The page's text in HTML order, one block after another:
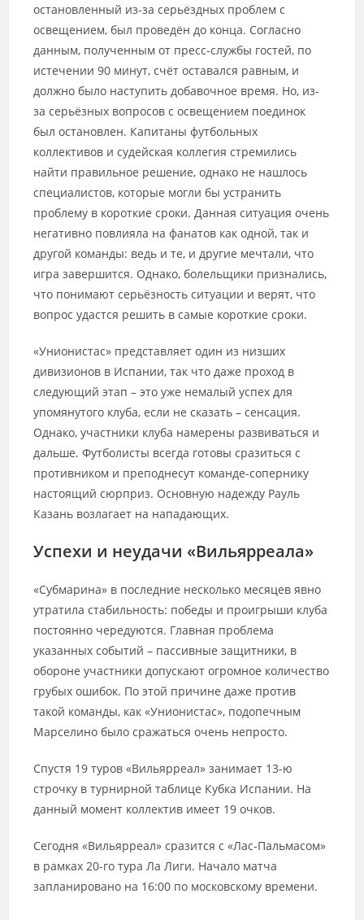
остановленный из-за серьёздных проблем с
освещением, был проведён до конца. Согласно
данным, полученным от пресс-службы гостей, по
истечении 90 минут, счёт оставался равным, и
должно было наступить добавочное время. Но, из-
за серьёзных вопросов с освещением поединок
был остановлен. Капитаны футбольных
коллективов и судейская коллегия стремились
найти правильное решение, однако не нашлось
специалистов, которые могли бы устранить
проблему в короткие сроки. Данная ситуация очень
негативно повлияла на фанатов как одной, так и
другой команды: ведь и те, и другие мечтали, что
игра завершится. Однако, болельщики признались,
что понимают серьёзность ситуации и верят, что
вопрос удастся решить в самые короткие сроки.
«Унионистас» представляет один из низших
дивизионов в Испании, так что даже проход в
следующий этап – это уже немалый успех для
упомянутого клуба, если не сказать – сенсация.
Однако, участники клуба намерены развиваться и
дальше. Футболисты всегда готовы сразиться с
противником и преподнесут команде-сопернику
настоящий сюрприз. Основную надежду Рауль
Казань возлагает на нападающих.
Успехи и неудачи «Вильярреала»
«Субмарина» в последние несколько месяцев явно
утратила стабильность: победы и проигрыши клуба
постоянно чередуются. Главная проблема
указанных событий – пассивные защитники, в
обороне участники допускают огромное количество
грубых ошибок. По этой причине даже против
такой команды, как «Унионистас», подопечным
Марселино было сражаться очень непросто.
Спустя 19 туров «Вильярреал» занимает 13-ю
строчку в турнирной таблице Кубка Испании. На
данный момент коллектив имеет 19 очков.
Сегодня «Вильярреал» сразится с «Лас-Пальмасом»
в рамках 20-го тура Ла Лиги. Начало матча
запланировано на 16:00 по московскому времени.